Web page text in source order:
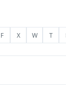
F X W T